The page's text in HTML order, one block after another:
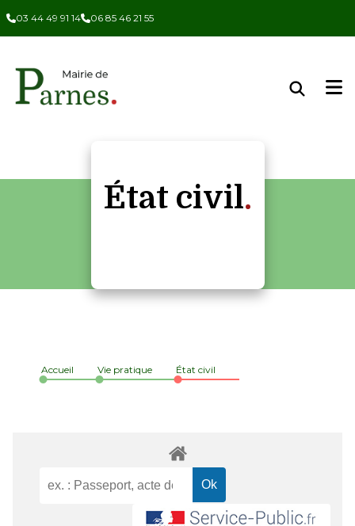
03 44 49 91 14 06 85 46 21 55
État civil
Accueil Vie pratique État civil
Panneau de gestion des cookies